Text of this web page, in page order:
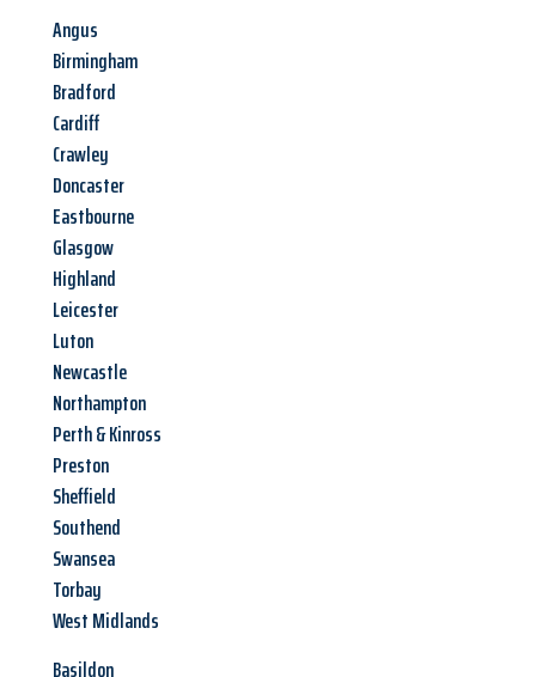
Angus
Birmingham
Bradford
Cardiff
Crawley
Doncaster
Eastbourne
Glasgow
Highland
Leicester
Luton
Newcastle
Northampton
Perth & Kinross
Preston
Sheffield
Southend
Swansea
Torbay
West Midlands
Basildon